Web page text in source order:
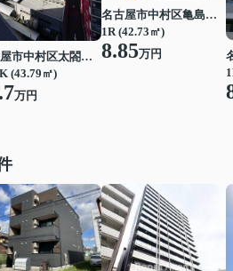
名古屋市中村区太閤通３丁目
(43.79㎡)
万円
名古屋市中村区亀島２丁目
1R (42.73㎡)
8.85万円